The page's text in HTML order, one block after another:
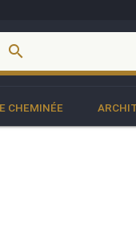
search
CHEMINÉE